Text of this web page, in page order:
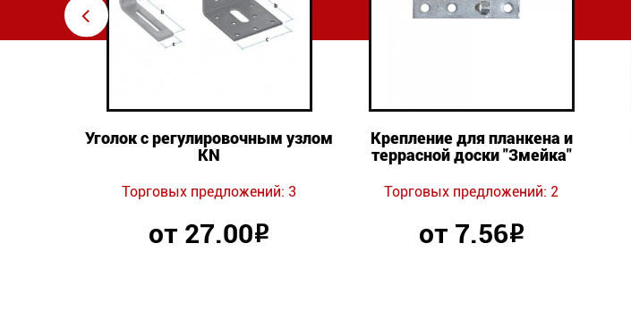
⇦
Уголок с регулировочным узлом
KN
Торговых предложений: 3
от 27.00Р
Крепление для планкена и
террасной доски "Змейка"
Торговых предложений: 2
от 7.56Р